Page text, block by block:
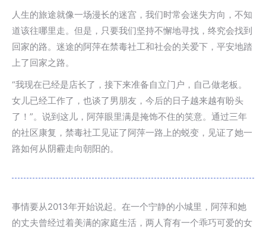
人生的旅途就像一场漫长的迷宫，我们时常会迷失方向，不知
道该往哪里走。但是，只要我们坚持不懈地寻找，终究会找到
回家的路。迷途的阿萍在禁毒社工和社会的关爱下，平安地踏
上了回家之路。
“我现在已经是店长了，接下来准备自立门户，自己做老板。
女儿已经工作了，也谈了男朋友，今后的日子越来越有盼头
了！”。说到这儿，阿萍眼里满是掩饰不住的笑意。通过三年
的社区康复，禁毒社工见证了阿萍一路上的蜕变，见证了她一
路如何从阴霾走向朝阳的。
事情要从2013年开始说起。在一个宁静的小城里，阿萍和她
的丈夫曾经过着美满的家庭生活，两人育有一个乖巧可爱的女